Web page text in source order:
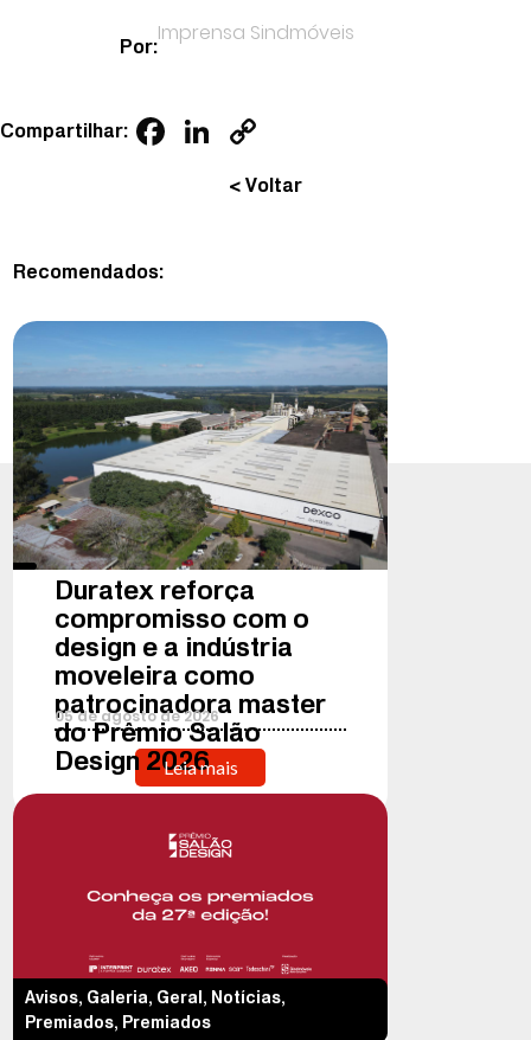
Por:
Imprensa Sindmóveis
Compartilhar: Facebook
LinkedIn
Link
< Voltar
Recomendados:
Duratex reforça
compromisso com o
design e a indústria
moveleira como
patrocinadora master
do Prêmio Salão
Design 2026
05deagostode2026
Leia mais
Avisos, Galeria, Geral , Notícias,
Premiados, Premiados